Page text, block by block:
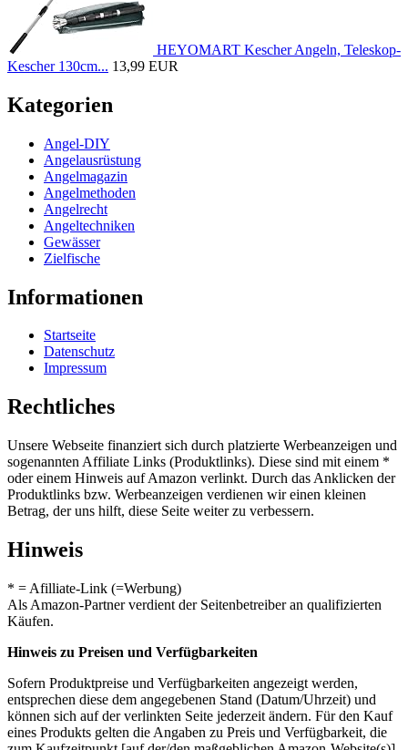
HEYOMART Kescher Angeln, Teleskop-
Kescher 130cm... 13,99 EUR
Kategorien
Angel-DIY
Angelausrüstung
Angelmagazin
Angelmethoden
Angelrecht
Angeltechniken
Gewässer
Zielfische
Informationen
Startseite
Datenschutz
Impressum
Rechtliches
Unsere Webseite finanziert sich durch platzierte Werbeanzeigen und
sogenannten Affiliate Links (Produktlinks). Diese sind mit einem *
oder einem Hinweis auf Amazon verlinkt. Durch das Anklicken der
Produktlinks bzw. Werbeanzeigen verdienen wir einen kleinen
Betrag, der uns hilft, diese Seite weiter zu verbessern.
Hinweis
* = Afilliate-Link (=Werbung)
Als Amazon-Partner verdient der Seitenbetreiber an qualifizierten
Käufen.
Hinweis zu Preisen und Verfügbarkeiten
Sofern Produktpreise und Verfügbarkeiten angezeigt werden,
entsprechen diese dem angegebenen Stand (Datum/Uhrzeit) und
können sich auf der verlinkten Seite jederzeit ändern. Für den Kauf
eines Produkts gelten die Angaben zu Preis und Verfügbarkeit, die